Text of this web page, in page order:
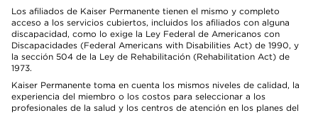
Los afiliados de Kaiser Permanente tienen el mismo y completo
acceso a los servicios cubiertos, incluidos los afiliados con alguna
discapacidad, como lo exige la Ley Federal de Americanos con
Discapacidades (Federal Americans with Disabilities Act) de 1990, y
la sección 504 de la Ley de Rehabilitación (Rehabilitation Act) de
1973.
Kaiser Permanente toma en cuenta los mismos niveles de calidad, la
experiencia del miembro o los costos para seleccionar a los
profesionales de la salud y los centros de atención en los planes del